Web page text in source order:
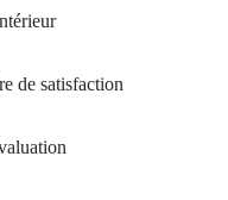
de satisfaction